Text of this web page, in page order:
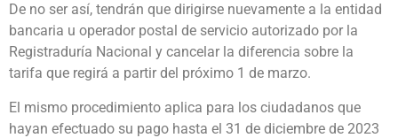
De no ser así, tendrán que dirigirse nuevamente a la entidad
bancaria u operador postal de servicio autorizado por la
Registraduría Nacional y cancelar la diferencia sobre la
tarifa que regirá a partir del próximo 1 de marzo.
El mismo procedimiento aplica para los ciudadanos que
hayan efectuado su pago hasta el 31 de diciembre de 2023